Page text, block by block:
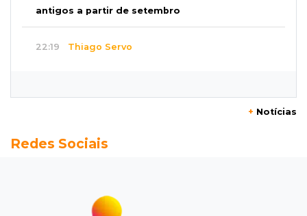
antigos a partir de setembro
22:19 Thiago Servo
Semana vai começar com 909 novas
Flagrante
Motorista atinge carro parado, perde
+ Notícias
Redes Sociais